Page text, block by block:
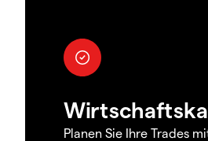
Planen Sie Ihre Trades